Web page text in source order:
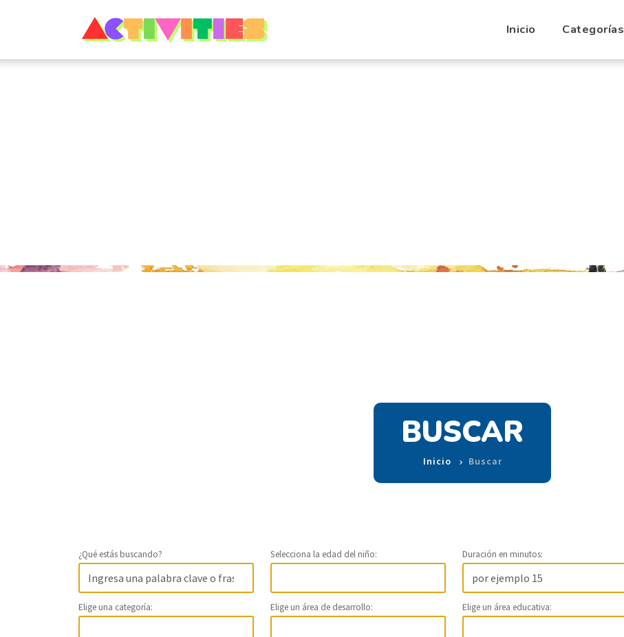
Inicio Categorías
BUSCAR
Inicio Buscar
¿Qué estás buscando? Selecciona la edad del niño: Duración en minutos:
Elige una categoría: Elige un área de desarrollo: Elige un área educativa: